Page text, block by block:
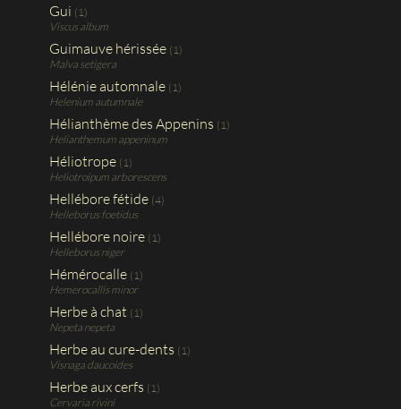
Gui (1)
Viscus album
Guimauve hérissée (1)
Malva setigera
Hélénie automnale (1)
Helenium autumnale
Hélianthème des Appenins (1)
Helianthemum appeninum
Héliotrope (1)
Heliotroipum arborescens
Hellébore fétide (4)
Helleborus foetidus
Hellébore noire (1)
Helleborus niger
Hémérocalle (1)
Hemerocallis minor
Herbe à chat (1)
Nepeta nepeta
Herbe au cure-dents (1)
Visnaga daucoides
Herbe aux cerfs (1)
Cervaria rivini